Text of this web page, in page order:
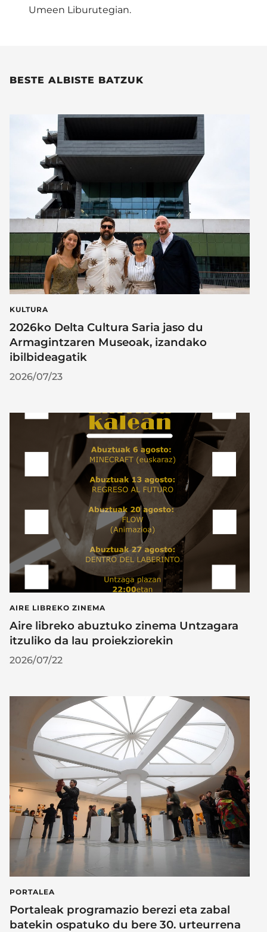
Umeen Liburutegian.
BESTE ALBISTE BATZUK
KULTURA
2026ko Delta Cultura Saria jaso du
Armagintzaren Museoak, izandako
ibilbideagatik
2026/07/23
AIRE LIBREKO ZINEMA
Aire libreko abuztuko zinema Untzagara
itzuliko da lau proiekziorekin
2026/07/22
PORTALEA
Portaleak programazio berezi eta zabal
batekin ospatuko du bere 30. urteurrena